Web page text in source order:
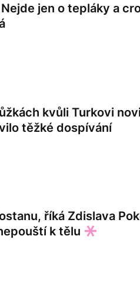
jen o tepláky a
kvůli Turkovi
těžké dospívání
říká Zdislava
k tělu